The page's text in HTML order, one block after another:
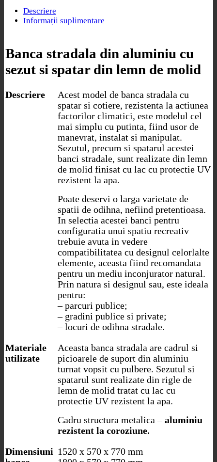
Descriere
Informații suplimentare
Banca stradala din aluminiu cu
sezut si spatar din lemn de molid
Descriere
Acest model de banca stradala cu
spatar si cotiere, rezistenta la actiunea
factorilor climatici, este modelul cel
mai simplu cu putinta, fiind usor de
manevrat, instalat si manipulat.
Sezutul, precum si spatarul acestei
banci stradale, sunt realizate din lemn
de molid finisat cu lac cu protectie UV
rezistent la apa.
Poate deservi o larga varietate de
spatii de odihna, nefiind pretentioasa.
In selectia acestei banci pentru
configuratia unui spatiu recreativ
trebuie avuta in vedere
compatibilitatea cu designul celorlalte
elemente, aceasta fiind recomandata
pentru un mediu inconjurator natural.
Prin natura si designul sau, este ideala
pentru:
– parcuri publice;
– gradini publice si private;
– locuri de odihna stradale.
Materiale
utilizate
Aceasta banca stradala are cadrul si
picioarele de suport din aluminiu
turnat vopsit cu pulbere. Sezutul si
spatarul sunt realizate din rigle de
lemn de molid tratat cu lac cu
protectie UV rezistent la apa.
Cadru structura metalica –aluminiu
rezistent la coroziune.
Dimensiuni 1520 x 570 x 770 mm